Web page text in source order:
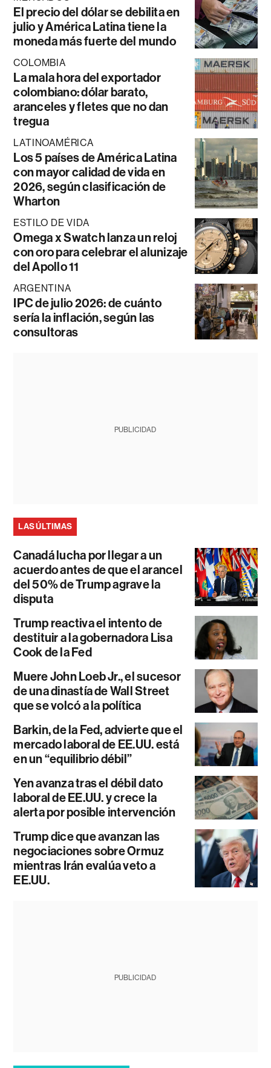
El precio del dólar se debilita en
julio y América Latina tiene la
moneda más fuerte del mundo
COLOMBIA
La mala hora del exportador
colombiano: dólar barato,
aranceles y fletes que no dan
tregua
LATINOAMÉRICA
Los 5 países de América Latina
con mayor calidad de vida en
2026, según clasificación de
Wharton
ESTILO DE VIDA
Omega x Swatch lanza un reloj
con oro para celebrar el alunizaje
del Apollo 11
ARGENTINA
IPC de julio 2026: de cuánto
sería la inflación, según las
consultoras
PUBLICIDAD
LAS ÚLTIMAS
Canadá lucha por llegar a un
acuerdo antes de que el arancel
del 50% de Trump agrave la
disputa
Trump reactiva el intento de
destituir a la gobernadora Lisa
Cook de la Fed
Muere John Loeb Jr., el sucesor
de una dinastía de Wall Street
que se volcó a la política
Barkin, de la Fed, advierte que el
mercado laboral de EE.UU. está
en un “equilibrio débil”
Yen avanza tras el débil dato
laboral de EE.UU. y crece la
alerta por posible intervención
Trump dice que avanzan las
negociaciones sobre Ormuz
mientras Irán evalúa veto a
EE.UU.
PUBLICIDAD